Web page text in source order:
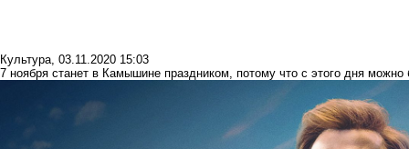
Культура, 03.11.2020 15:03
7 ноября станет в Камышине праздником, потому что с этого дня можно